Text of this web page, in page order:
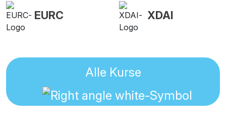
EURC XDAI
Alle Kurse